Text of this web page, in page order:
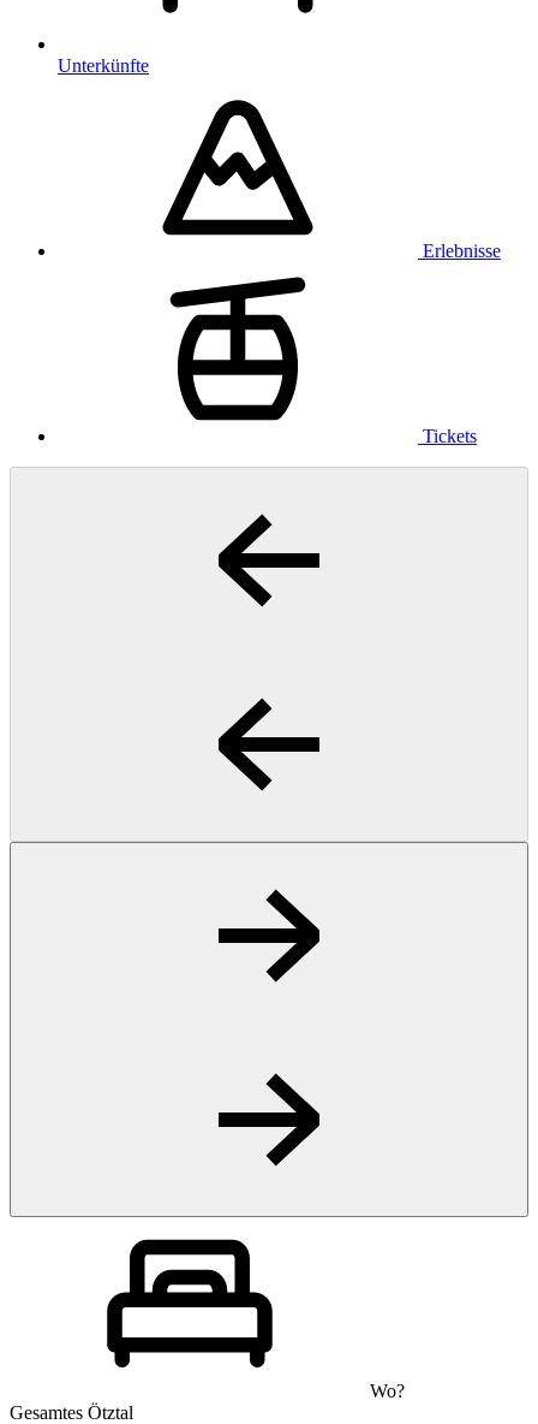
Unterkünfte
Erlebnisse
Tickets
Wo?
Gesamtes Ötztal